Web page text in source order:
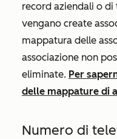
record aziendali o
vengano create
mappatura delle
associazione non
eliminate. Per
delle mappature di
Numero di